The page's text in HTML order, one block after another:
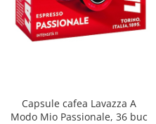
Capsule cafea Lavazza A
Modo Mio Passionale, 36 buc